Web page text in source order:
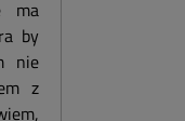
ma
by
nie
z